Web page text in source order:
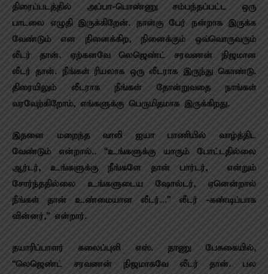
திரைப்படத்தில் அப்பா-பொண்ணு சம்பந்தப்பட்ட ஒரு
பாடலை எழுதி இருக்கிறேன். நான்கு பேர் நன்றாக இருக்க
வேண்டும் என நினைக்கிற, நினைக்கும் ஒவ்வொருவரும்
லீடர் தான். ஏற்கனவே லெஜெண்ட் சரவணன் நிஜமான
லீடர் தான். நீங்கள் ரியலாக ஒரு லீடராக இருந்து கொண்டு.
திரையிலும் லீடராக நீங்கள் தோன்றுவதை நாங்கள்
வரவேற்கிறோம், எங்களுக்கு பெருமிதமாக இருக்கிறது.
இதனை மறைந்த வாலி ஐயா பாணியில் வாழ்த்திட
வேண்டும் என்றால்.. “உங்களுக்கு யாரும் போட்டதில்லை
ஆர்டர், உங்களுக்கு நீங்களே தான் பார்டர், என்றும்
சோர்ந்ததில்லை உங்களுடைய ஷோல்டர், ஏனென்றால்
நீங்கள் தான் உண்மையான லீடர்…” லீடர் -கண்டிப்பாக
வின்னர்,” என்றார்.
தயாரிப்பாளர் கலைப்புலி எஸ். தாணு பேசுகையில்,
“லெஜெண்ட் சரவணன் நிஜமாகவே லீடர் தான்.‌ பல